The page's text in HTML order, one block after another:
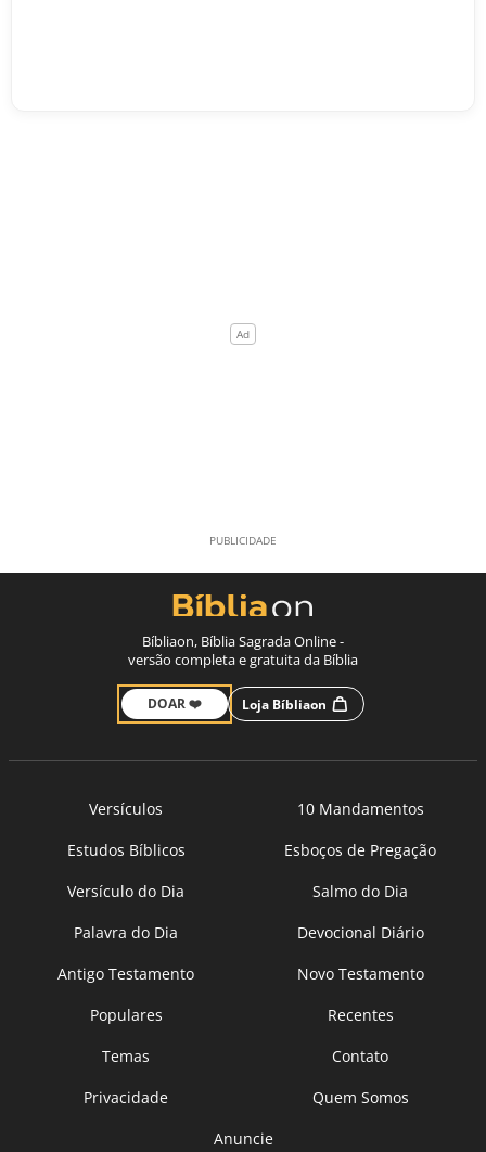
Bíbliaon, Bíblia Sagrada Online -
versão completa e gratuita da Bíblia
DOAR ❤️ Loja Bíbliaon
Versículos
10 Mandamentos
Estudos Bíblicos
Esboços de Pregação
Versículo do Dia
Salmo do Dia
Palavra do Dia
Devocional Diário
Antigo Testamento
Novo Testamento
Populares
Recentes
Temas
Contato
Privacidade
Quem Somos
Anuncie